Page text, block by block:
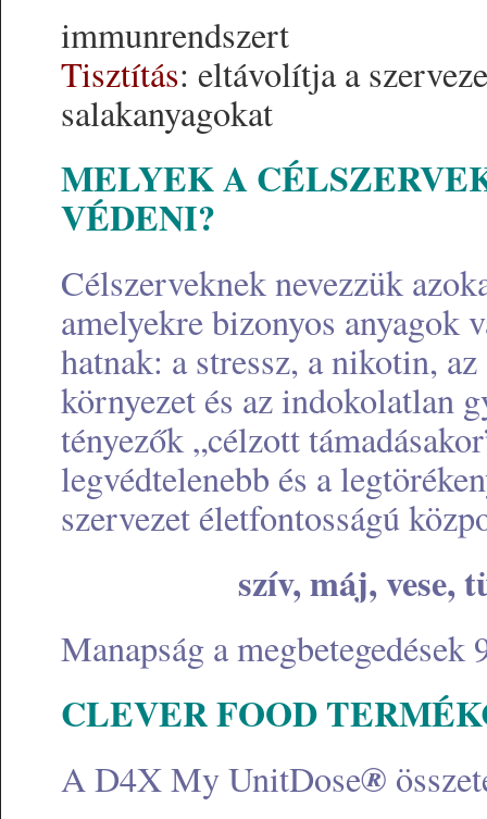
immunrendszert
Tisztítás: eltávolítja a
salakanyagokat
MELYEK A
VÉDENI?
Célszerveknek nevezzük
amelyekre bizonyos anyagok
hatnak: a stressz, a nikotin,
környezet és az indokolatlan
tényezők „célzott
legvédtelenebb és a
szervezet életfontosságú
szív, máj, vese,
Manapság a megbetegedések
CLEVER FOOD
A D4X My UnitDose®